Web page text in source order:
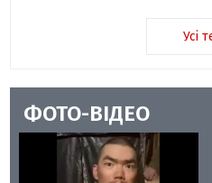
Усі
ФОТО-ВІДЕО